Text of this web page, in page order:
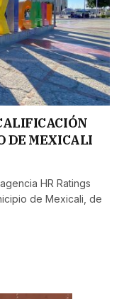
DE MEXICALI
HR Ratings
de Mexicali, de